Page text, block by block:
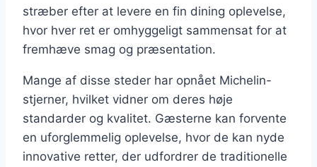
stræber efter at levere en fin dining oplevelse,
hvor hver ret er omhyggeligt sammensat for at
fremhæve smag og præsentation.
Mange af disse steder har opnået Michelin-
stjerner, hvilket vidner om deres høje
standarder og kvalitet. Gæsterne kan forvente
en uforglemmelig oplevelse, hvor de kan nyde
innovative retter, der udfordrer de traditionelle